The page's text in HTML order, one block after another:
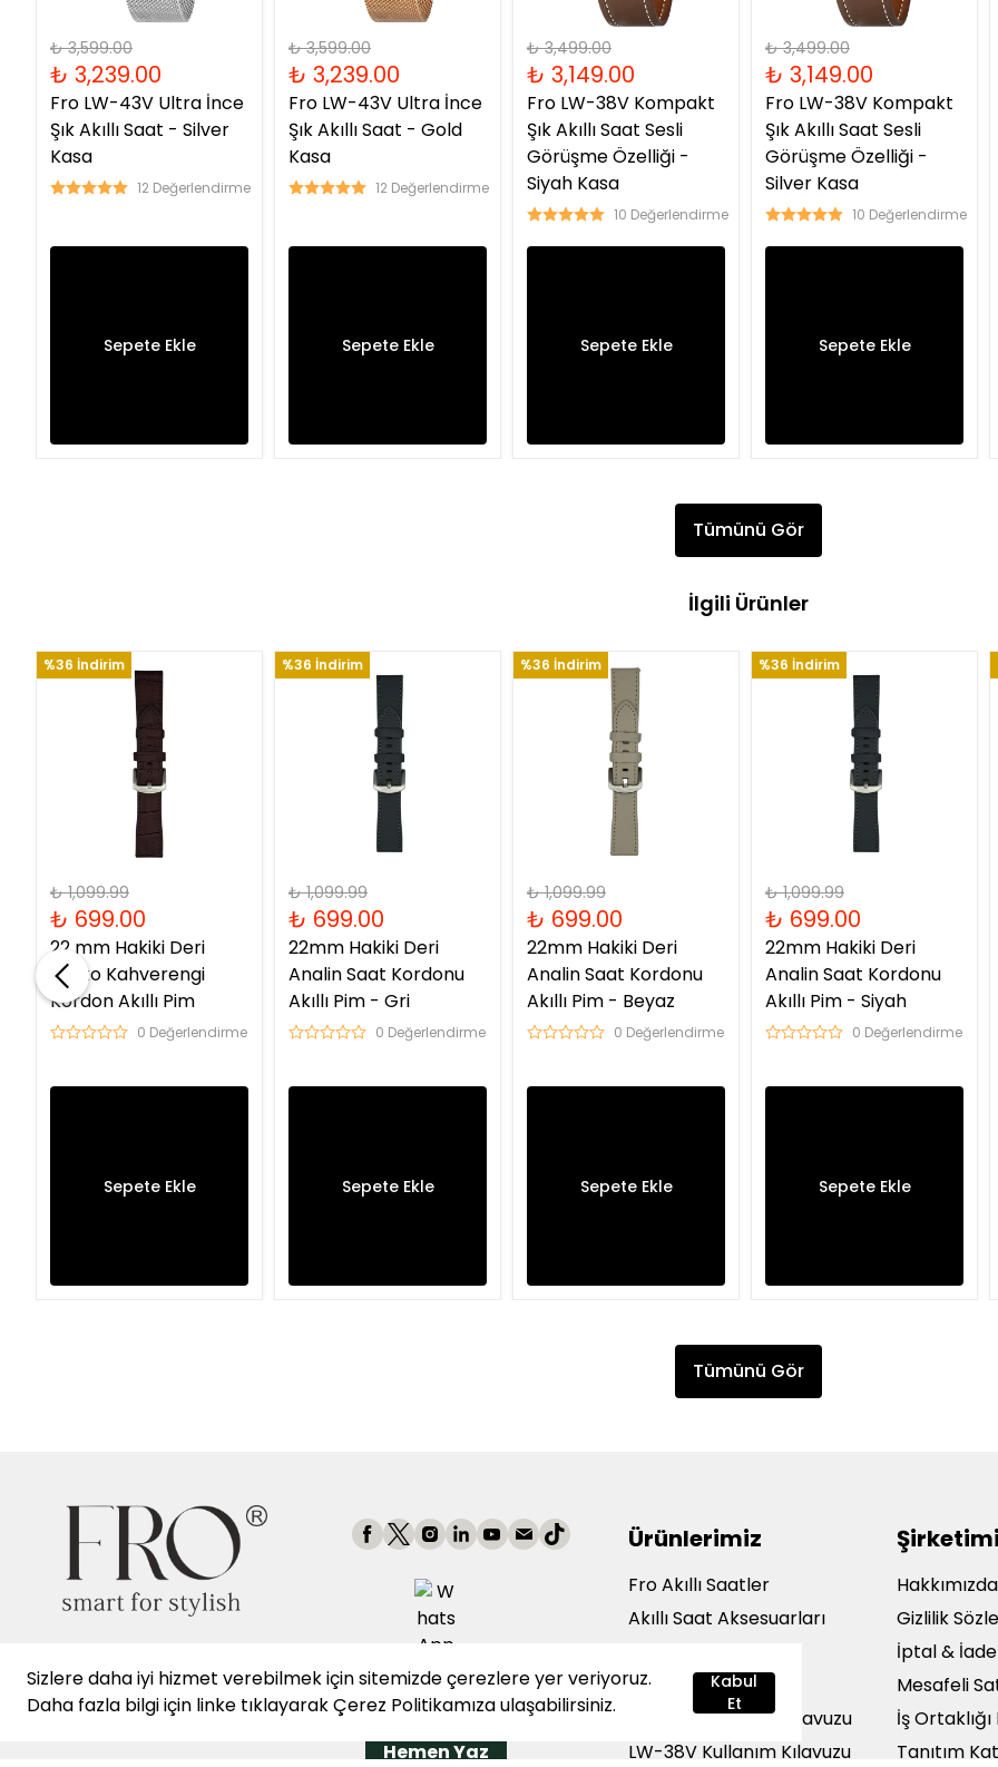
Sizlere daha iyi hizmet verebilmek için sitemizde çerezlere yer veriyoruz.
Daha fazla bilgi için linke tıklayarakÇerez Politikamızaulaşabilirsiniz.
Kabul
Et
₺ 3,599.00
₺ 3,239.00
Fro LW-43V Ultra İnce
Şık Akıllı Saat - Silver
Kasa
12 Değerlendirme
Sepete Ekle
₺ 3,599.00
₺ 3,239.00
Fro LW-43V Ultra İnce
Şık Akıllı Saat - Gold
Kasa
12 Değerlendirme
Sepete Ekle
₺ 3,499.00
₺ 3,149.00
Fro LW-38V Kompakt
Şık Akıllı Saat Sesli
Görüşme Özelliği -
Siyah Kasa
10 Değerlendirme
Sepete Ekle
₺ 3,499.00
₺ 3,149.00
Fro LW-38V Kompakt
Şık Akıllı Saat Sesli
Görüşme Özelliği -
Silver Kasa
10 Değerlendirme
Sepete Ekle
Tümünü Gör
İlgili Ürünler
%36 İndirim
₺ 1,099.99
₺ 699.00
22 mm Hakiki Deri
Kroko Kahverengi
Kordon Akıllı Pim
0 Değerlendirme
Sepete Ekle
%36 İndirim
₺ 1,099.99
₺ 699.00
22mm Hakiki Deri
Analin Saat Kordonu
Akıllı Pim - Gri
0 Değerlendirme
Sepete Ekle
%36 İndirim
₺ 1,099.99
₺ 699.00
22mm Hakiki Deri
Analin Saat Kordonu
Akıllı Pim - Beyaz
0 Değerlendirme
Sepete Ekle
%36 İndirim
₺ 1,099.99
₺ 699.00
22mm Hakiki Deri
Analin Saat Kordonu
Akıllı Pim - Siyah
0 Değerlendirme
Sepete Ekle
Tümünü Gör
👩‍💼 WhatsApp Müşteri
Hizmetleri
Hemen Yaz
Ürünlerimiz
Fro Akıllı Saatler
Akıllı Saat Aksesuarları
Siparişlerim
LW-43V Kullanım Kılavuzu
LW-38V Kullanım Kılavuzu
Hakkımızda
Gizlilik
İptal &
Mesafeli
İş
Tanıtım